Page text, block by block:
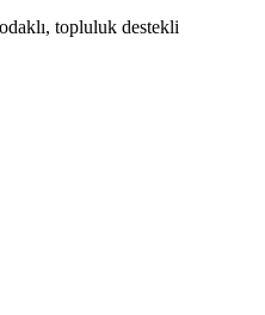
topluluk destekli